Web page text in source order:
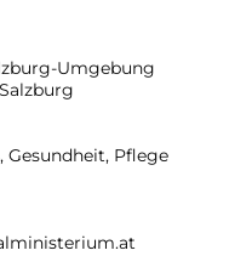
Umgebung
Gesundheit, Pflege